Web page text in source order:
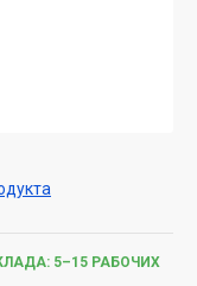
5–15 РАБОЧИХ